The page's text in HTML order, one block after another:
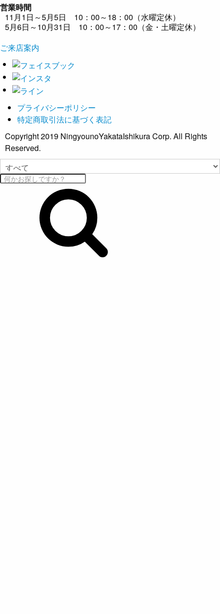
営業時間
11月1日～5月5日 10：00～18：00（水曜定休）
5月6日～10月31日 10：00～17：00（金・土曜定休）
ご来店案内
プライバシーポリシー
特定商取引法に基づく表記
Copyright 2019 NingyounoYakataIshikura Corp. All Rights
Reserved.